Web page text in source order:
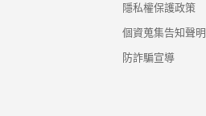
隱私權保護政策
個資蒐集告知聲明
防詐騙宣導